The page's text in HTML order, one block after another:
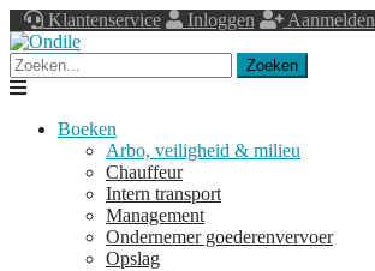
Klantenservice Inloggen Aanmelden
Zoeken
Navigation
Boeken
Arbo, veiligheid & milieu
Chauffeur
Intern transport
Management
Ondernemer goederenvervoer
Opslag